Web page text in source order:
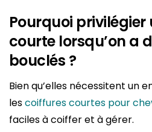
Pourquoi privilégier
courte lorsqu’on a
bouclés ?
Bien qu’elles nécessitent un
lescoiffurescourtes pour
faciles à coiffer et à gérer.